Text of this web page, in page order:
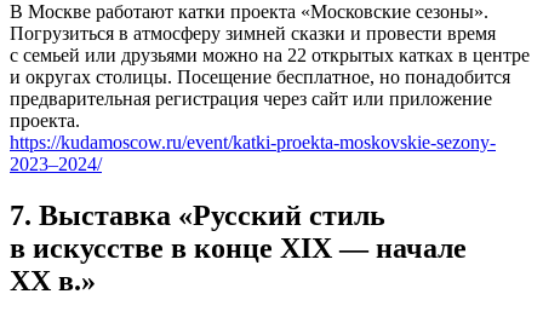
В Москве работают катки проекта «Московские сезоны».
Погрузиться в атмосферу зимней сказки и провести время
с семьей или друзьями можно на 22 открытых катках в центре
и округах столицы. Посещение бесплатное, но понадобится
предварительная регистрация через сайт или приложение
проекта.
https://kudamoscow.ru/event/katki-proekta-moskovskie-sezony-
2023–2024/
7. Выставка «Русский стиль
в искусстве в конце XIX — начале
XX в.»